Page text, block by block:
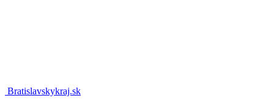
Bratislavskykraj.sk